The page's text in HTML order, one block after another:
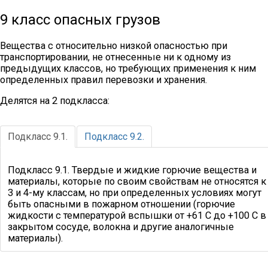
9 класс опасных грузов
Вещества с относительно низкой опасностью при
транспортировании, не отнесенные ни к одному из
предыдущих классов, но требующих применения к ним
определенных правил перевозки и хранения.
Делятся на 2 подкласса:
Подкласс 9.1. Подкласс 9.2.
Подкласс 9.1. Твердые и жидкие горючие вещества и
материалы, которые по своим свойствам не относятся к
3 и 4-му классам, но при определенных условиях могут
быть опасными в пожарном отношении (горючие
жидкости с температурой вспышки от +61 C до +100 C в
закрытом сосуде, волокна и другие аналогичные
материалы).